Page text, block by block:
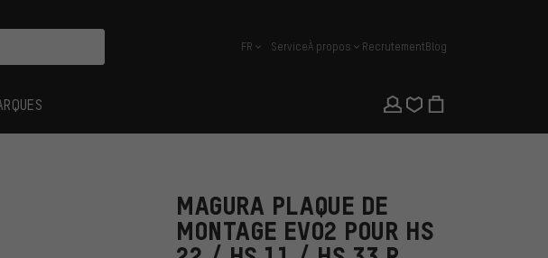
français
FR ServiceÀ propos RecrutementBlog
MAGURA PLAQUE DE
MONTAGE EVO2 POUR HS